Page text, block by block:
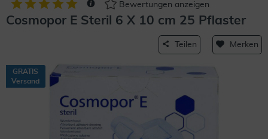
Bewertungen anzeigen
Cosmopor E Steril 6 X 10 cm 25 Pflaster
Teilen Merken
GRATIS
Versand